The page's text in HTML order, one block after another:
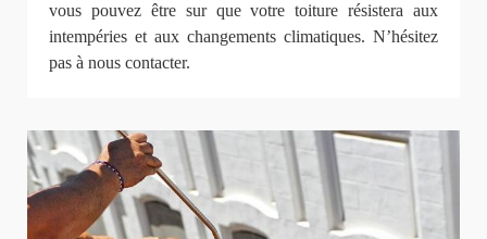
vous pouvez être sur que votre toiture résistera aux
intempéries et aux changements climatiques. N’hésitez
pas à nous contacter.